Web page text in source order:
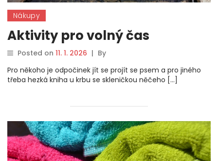
Nákupy
Aktivity pro volný čas
Posted on 11. 1. 2026 | By
Pro někoho je odpočinek jít se projít se psem a pro jiného
třeba hezká kniha u krbu se skleničkou něčeho […]